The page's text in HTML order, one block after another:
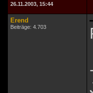
26.11.2003, 15:44
Erend
Beiträge: 4.703